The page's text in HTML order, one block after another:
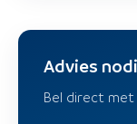
Advies
Bel direct